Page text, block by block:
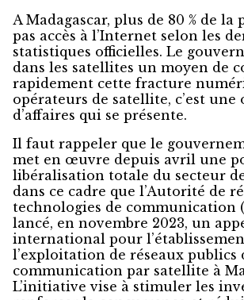
A Madagascar, plus de 80 % de la
pas accès à l’Internet selon les
statistiques officielles. Le
dans les satellites un moyen de
rapidement cette fracture
opérateurs de satellite, c’est
d’affaires qui se présente.
Il faut rappeler que le
met en œuvre depuis avril une
libéralisation totale du secteur
dans ce cadre que l’Autorité de
technologies de communication
lancé, en novembre 2023, un
international pour
l’exploitation de réseaux publics
communication par satellite à
L’initiative vise à stimuler les